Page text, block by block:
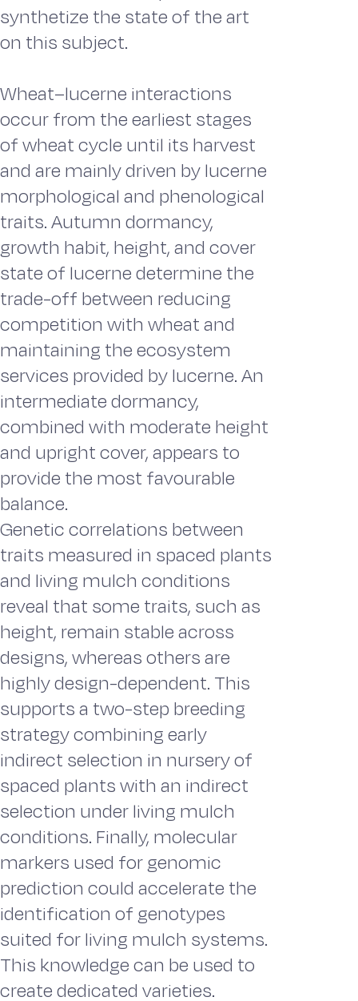
synthetize the state of the art
on this subject.
Wheat–lucerne interactions
occur from the earliest stages
of wheat cycle until its harvest
and are mainly driven by lucerne
morphological and phenological
traits. Autumn dormancy,
growth habit, height, and cover
state of lucerne determine the
trade-off between reducing
competition with wheat and
maintaining the ecosystem
services provided by lucerne. An
intermediate dormancy,
combined with moderate height
and upright cover, appears to
provide the most favourable
balance.
Genetic correlations between
traits measured in spaced plants
and living mulch conditions
reveal that some traits, such as
height, remain stable across
designs, whereas others are
highly design-dependent. This
supports a two-step breeding
strategy combining early
indirect selection in nursery of
spaced plants with an indirect
selection under living mulch
conditions. Finally, molecular
markers used for genomic
prediction could accelerate the
identification of genotypes
suited for living mulch systems.
This knowledge can be used to
create dedicated varieties.